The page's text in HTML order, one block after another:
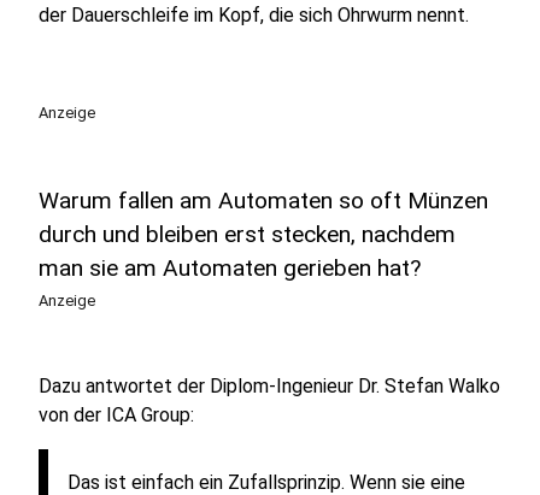
der Dauerschleife im Kopf, die sich Ohrwurm nennt.
Anzeige
Warum fallen am Automaten so oft Münzen
durch und bleiben erst stecken, nachdem
man sie am Automaten gerieben hat?
Anzeige
Dazu antwortet der Diplom-Ingenieur Dr. Stefan Walko
von der ICA Group:
Das ist einfach ein Zufallsprinzip. Wenn sie eine